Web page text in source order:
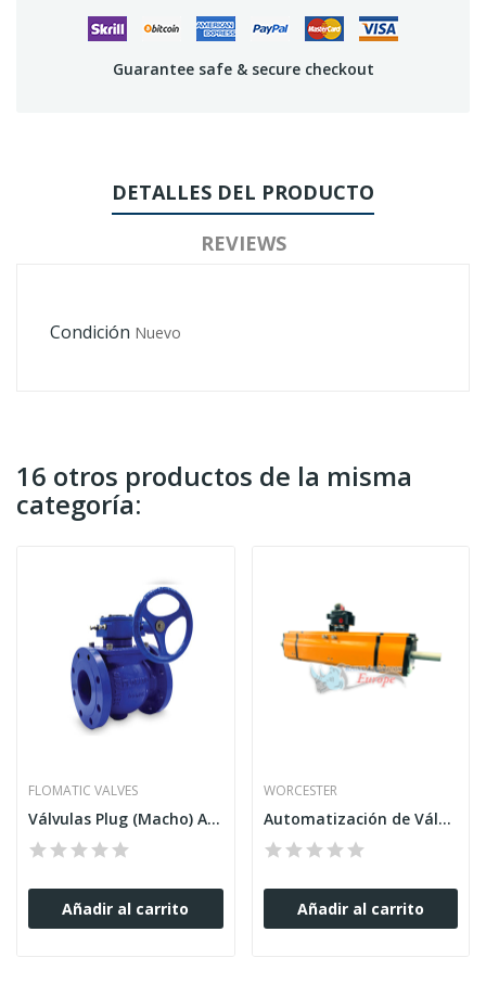
Guarantee safe & secure checkout
DETALLES DEL PRODUCTO
REVIEWS
Condición Nuevo
16 otros productos de la misma
categoría:
FLOMATIC VALVES
Válvulas Plug (Macho) AWWA C517 Flomatic
Añadir al carrito
WORCESTER
Automatización de Válvulas: Actuadores Rhino
Añadir al carrito